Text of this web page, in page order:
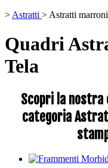
> Astratti > Astratti marroni
Quadri
Tela
Scopri la nostra
categoria